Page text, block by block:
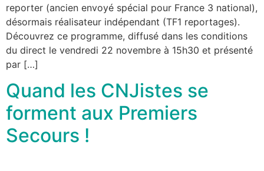
reporter (ancien envoyé spécial pour France 3 national),
désormais réalisateur indépendant (TF1 reportages).
Découvrez ce programme, diffusé dans les conditions
du direct le vendredi 22 novembre à 15h30 et présenté
par […]
Quand les CNJistes se
forment aux Premiers
Secours !